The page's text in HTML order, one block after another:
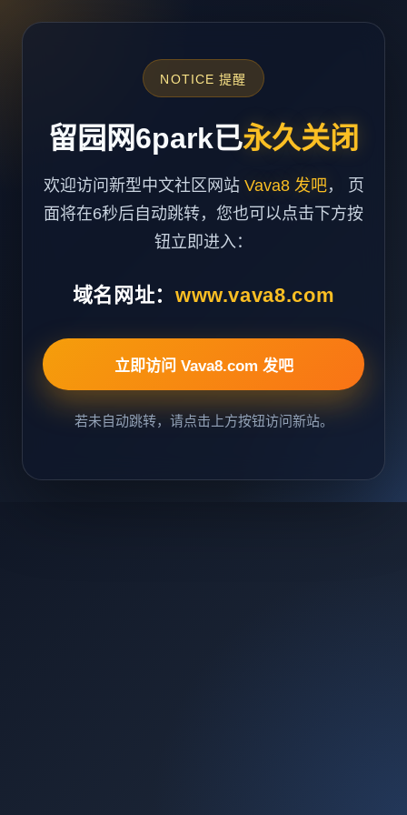
NOTICE 提醒
留园网6park已永久关闭
欢迎访问新型中文社区网站 Vava8 发吧， 页
面将在6秒后自动跳转，您也可以点击下方按
钮立即进入：
域名网址： www.vava8.com
立即访问 Vava8.com 发吧
若未自动跳转，请点击上方按钮访问新站。